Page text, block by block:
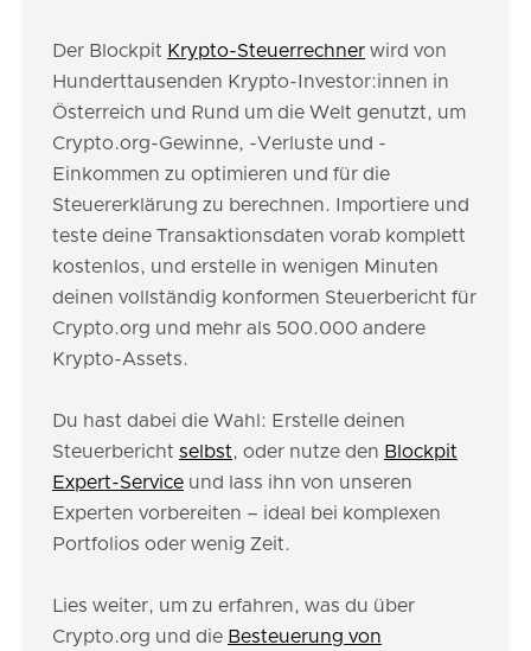
Der Blockpit Krypto-Steuerrechner wird von
Hunderttausenden Krypto-Investor:innen in
Österreich und Rund um die Welt genutzt, um
Crypto.org-Gewinne, -Verluste und -
Einkommen zu optimieren und für die
Steuererklärung zu berechnen. Importiere und
teste deine Transaktionsdaten vorab komplett
kostenlos, und erstelle in wenigen Minuten
deinen vollständig konformen Steuerbericht für
Crypto.org und mehr als 500.000 andere
Krypto-Assets.
Du hast dabei die Wahl: Erstelle deinen
Steuerbericht selbst, oder nutze den Blockpit
Expert-Service und lass ihn von unseren
Experten vorbereiten – ideal bei komplexen
Portfolios oder wenig Zeit.
Lies weiter, um zu erfahren, was du über
Crypto.org und die Besteuerung von